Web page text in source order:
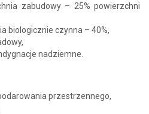
zabudowy – 25% powierzchni
biologicznie czynna – 40%,
nadziemne.
przestrzennego,